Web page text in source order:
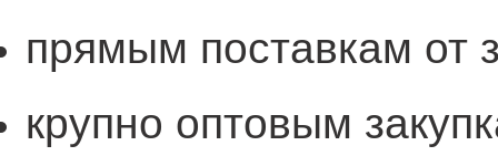
прямым поставкам от
крупно оптовым